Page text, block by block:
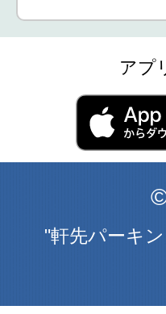
アプ
"軒先パーキ